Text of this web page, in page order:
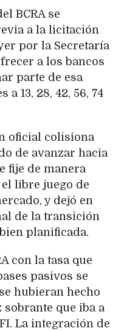
BCRA se
a la licitación
por la Secretaría
a los bancos
parte de esa
13, 28, 42, 56, 74
oficial colisiona
de avanzar hacia
fije de manera
libre juego de
y dejó en
de la transición
planificada.
con la tasa que
pasivos se
hubieran hecho
que iba a
La integración de